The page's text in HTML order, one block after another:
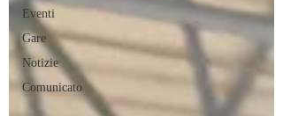
Eventi
Gare
Notizie
Comunicato